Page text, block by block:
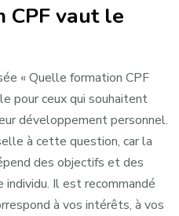
vaut le
« Quelle formation CPF
pour ceux qui souhaitent
développement personnel.
à cette question, car la
des objectifs et des
individu. Il est recommandé
à vos intérêts, à vos